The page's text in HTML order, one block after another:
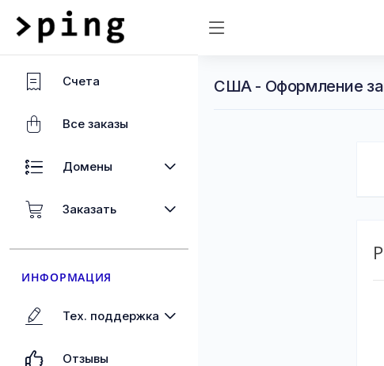
Счета
Все заказы
Домены
Заказать
ИНФОРМАЦИЯ
Тех. поддержка
Отзывы
США - Оформление